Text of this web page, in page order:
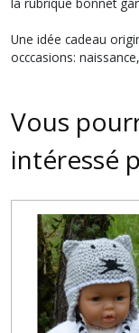
Une idée cadeau
occcasions:
Vous
intéressé